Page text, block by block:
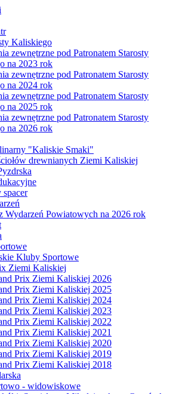
Kaliskiego
zewnętrzne pod Patronatem Starosty
na 2023 rok
zewnętrzne pod Patronatem Starosty
na 2024 rok
zewnętrzne pod Patronatem Starosty
na 2025 rok
zewnętrzne pod Patronatem Starosty
na 2026 rok
"Kaliskie Smaki"
drewnianych Ziemi Kaliskiej
Wydarzeń Powiatowych na 2026 rok
Kluby Sportowe
Ziemi Kaliskiej
Prix Ziemi Kaliskiej 2026
Prix Ziemi Kaliskiej 2025
Prix Ziemi Kaliskiej 2024
Prix Ziemi Kaliskiej 2023
Prix Ziemi Kaliskiej 2022
Prix Ziemi Kaliskiej 2021
Prix Ziemi Kaliskiej 2020
Prix Ziemi Kaliskiej 2019
Prix Ziemi Kaliskiej 2018
- widowiskowe